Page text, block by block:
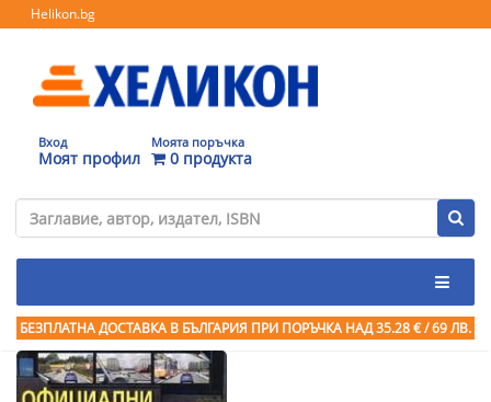
Helikon.bg
Вход
Моят профил
Моята поръчка
0 продукта
БЕЗПЛАТНА ДОСТАВКА В БЪЛГАРИЯ ПРИ ПОРЪЧКА НАД 35.28 € / 69 ЛВ.